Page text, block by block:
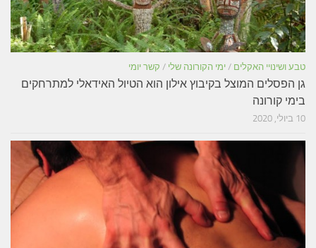
טבע ושינויי האקלים / ימי הקורונה שלי / קשר יומי
גן הפסלים המוצל בקיבוץ אילון הוא הטיול האידאלי למתרחקים
בימי קורונה
10 ביולי, 2020